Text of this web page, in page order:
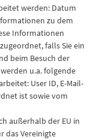
werden: Datum
zu dem
Informationen
falls Sie ein
beim Besuch der
u.a. folgende
User ID, E-Mail-
ist sowie vom
außerhalb der EU in
das Vereinigte